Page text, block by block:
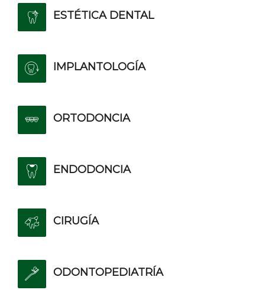
ESTÉTICA DENTAL
IMPLANTOLOGÍA
ORTODONCIA
ENDODONCIA
CIRUGÍA
ODONTOPEDIATRÍA